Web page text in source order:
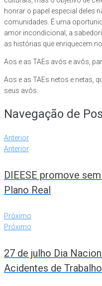
honrar o papel especial deles
comunidades. É uma
amor incondicional, a
as histórias que enriquecem
Aos e as TAEs avós e avôs,
Aos e as TAEs netos e netas,
seus avôs.
Navegação de
Anterior
Anterior
DIEESE promove
Plano Real
Próximo
Próximo
27 de julho Dia
Acidentes de Trabalho